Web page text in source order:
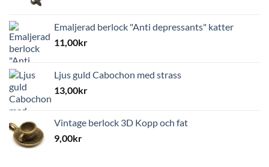
Emaljerad berlock "Anti depressants" katter
11,00kr
Ljus guld Cabochon med strass
13,00kr
Vintage berlock 3D Kopp och fat
9,00kr